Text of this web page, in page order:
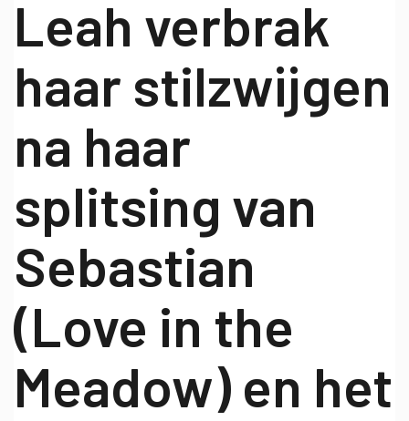
Leah verbrak
haar stilzwijgen
na haar
splitsing van
Sebastian
(Love in the
Meadow) en het